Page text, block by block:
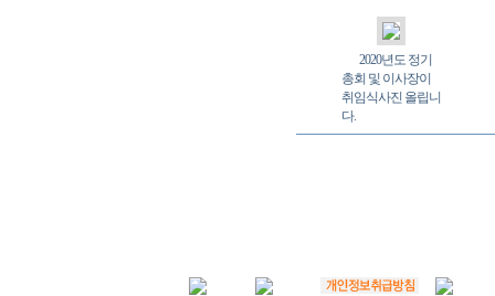
2020년도 정기
총회 및 이사장이
취임식사진 올립니
다.